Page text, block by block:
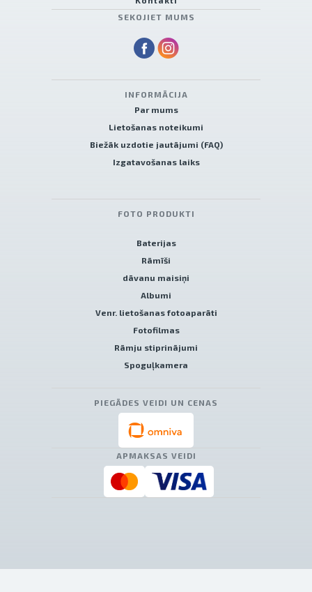
SEKOJIET MUMS
INFORMĀCIJA
Par mums
Lietošanas noteikumi
Biežāk uzdotie jautājumi (FAQ)
Izgatavošanas laiks
FOTO PRODUKTI
Baterijas
Rāmīši
dāvanu maisiņi
Albumi
Venr. lietošanas fotoaparāti
Fotofilmas
Rāmju stiprinājumi
Spoguļkamera
PIEGĀDES VEIDI UN CENAS
APMAKSAS VEIDI